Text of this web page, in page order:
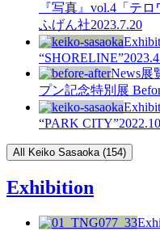
『写真』vol.4「テ
ふげん社2023.7.20
“SHORELINE”
News展
プン記念特別展
“PARK CITY”
All Keiko Sasaoka (154)
Exhibition